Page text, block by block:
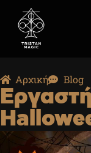
Αρχική Blog